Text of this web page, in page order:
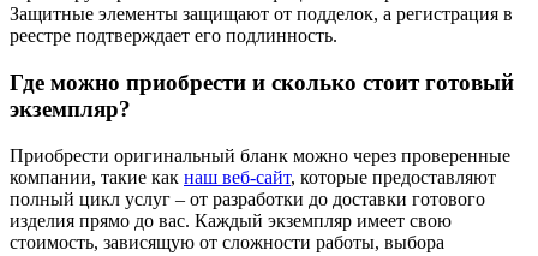
Защитные элементы защищают от подделок, а регистрация в
реестре подтверждает его подлинность.
Где можно приобрести и сколько стоит готовый
экземпляр?
Приобрести оригинальный бланк можно через проверенные
компании, такие как наш веб-сайт, которые предоставляют
полный цикл услуг – от разработки до доставки готового
изделия прямо до вас. Каждый экземпляр имеет свою
стоимость, зависящую от сложности работы, выбора